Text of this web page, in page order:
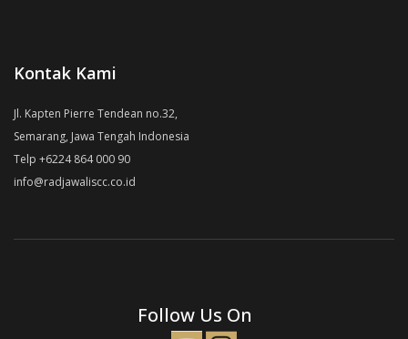
Kontak Kami
Jl. Kapten Pierre Tendean no.32,
Semarang, Jawa Tengah Indonesia
Telp +6224 864 000 90
info@radjawaliscc.co.id
Follow Us On